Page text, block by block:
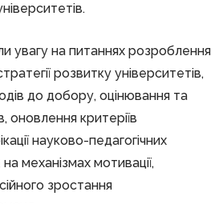
увагу на питаннях розроблення
розвитку університетів,
до добору, оцінювання та
оновлення критеріїв
науково-педагогічних
механізмах мотивації,
зростання